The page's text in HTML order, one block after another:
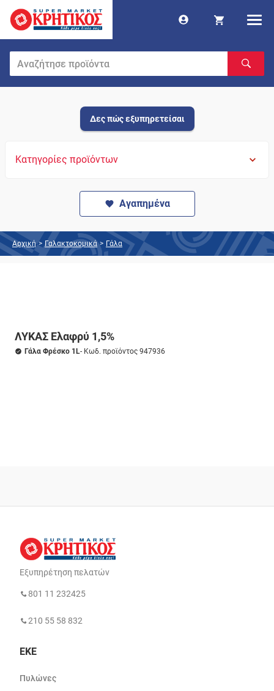
Δες πώς εξυπηρετείσαι
Κατηγορίες προϊόντων
Αγαπημένα
Αρχική > Γαλακτοκομικά > Γάλα
ΛΥΚΑΣ Ελαφρύ 1,5%
Γάλα Φρέσκο 1L- Κωδ. προϊόντος 947936
Εξυπηρέτηση πελατών
801 11 232425
210 55 58 832
ΕΚΕ
Πυλώνες